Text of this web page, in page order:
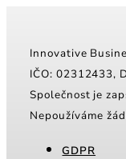
Innovative
IČO: 02312433,
Společnost je
Nepoužíváme
GDPR